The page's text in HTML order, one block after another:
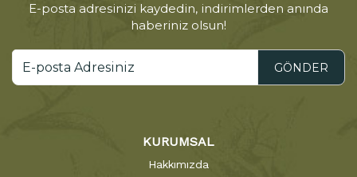
E-posta adresinizi kaydedin, indirimlerden anında
haberiniz olsun!
GÖNDER
KURUMSAL
Hakkımızda